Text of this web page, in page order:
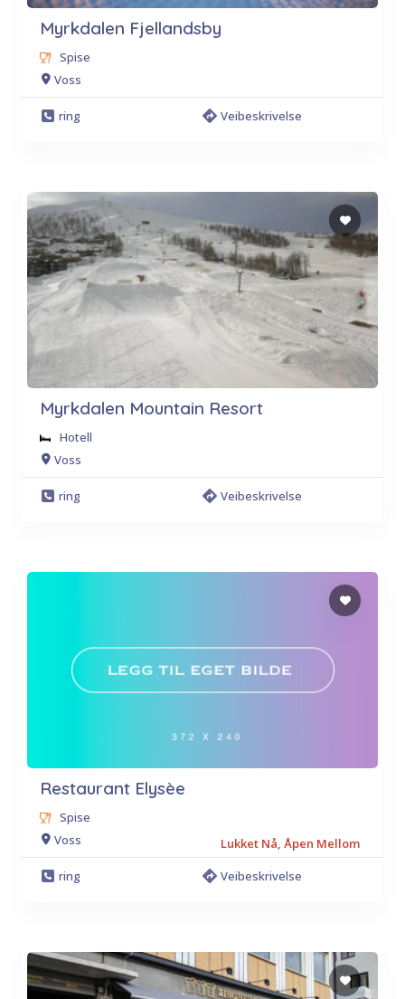
Myrkdalen Fjellandsby
Spise
Voss
ring Veibeskrivelse
Myrkdalen Mountain Resort
Hotell
Voss
ring Veibeskrivelse
Restaurant Elysèe
Spise
Voss
Lukket Nå, Åpen Mellom
ring
Veibeskrivelse